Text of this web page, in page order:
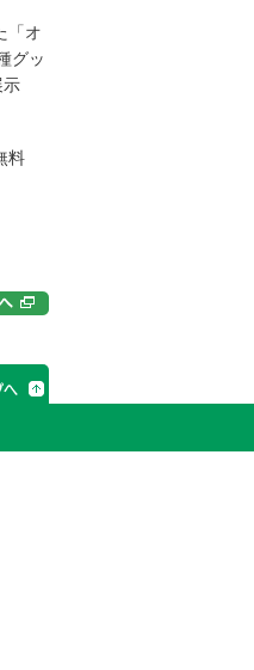
「オ
グッ
示
料